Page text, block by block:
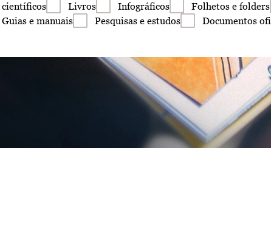
científicos Livros Infográficos Folhetos e folders
Guias e manuais Pesquisas e estudos Documentos